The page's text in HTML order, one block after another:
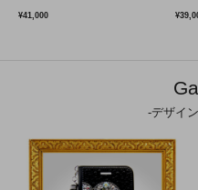
¥41,000
-デザイ